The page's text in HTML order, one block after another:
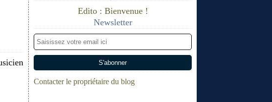
Edito : Bienvenue !
Newsletter
Contacter le propriétaire du blog